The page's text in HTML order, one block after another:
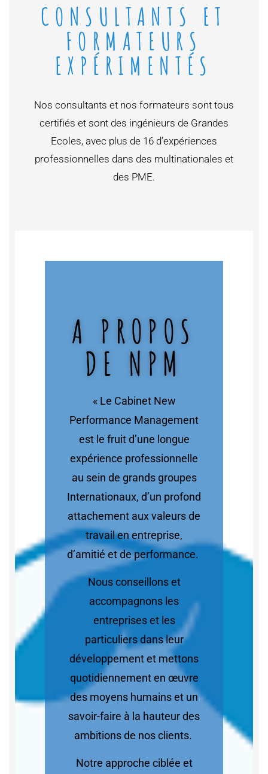
CONSULTANTS ET
FORMATEURS
EXPÉRIMENTÉS
Nos consultants et nos formateurs sont tous
certifiés et sont des ingénieurs de Grandes
Ecoles, avec plus de 16 d’expériences
professionnelles dans des multinationales et
des PME.
A PROPOS
DE NPM
« Le Cabinet New
Performance Management
est le fruit d’une longue
expérience professionnelle
au sein de grands groupes
Internationaux, d’un profond
attachement aux valeurs de
travail en entreprise,
d’amitié et de performance.
Nous conseillons et
accompagnons les
entreprises et les
particuliers dans leur
développement et mettons
quotidiennement en œuvre
des moyens humains et un
savoir-faire à la hauteur des
ambitions de nos clients.
Notre approche ciblée et